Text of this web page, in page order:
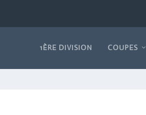
1ÈRE DIVISION COUPES